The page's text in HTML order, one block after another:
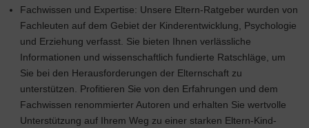
Fachwissen und Expertise: Unsere Eltern-Ratgeber wurden von
Fachleuten auf dem Gebiet der Kinderentwicklung, Psychologie
und Erziehung verfasst. Sie bieten Ihnen verlässliche
Informationen und wissenschaftlich fundierte Ratschläge, um
Sie bei den Herausforderungen der Elternschaft zu
unterstützen. Profitieren Sie von den Erfahrungen und dem
Fachwissen renommierter Autoren und erhalten Sie wertvolle
Unterstützung auf Ihrem Weg zu einer starken Eltern-Kind-